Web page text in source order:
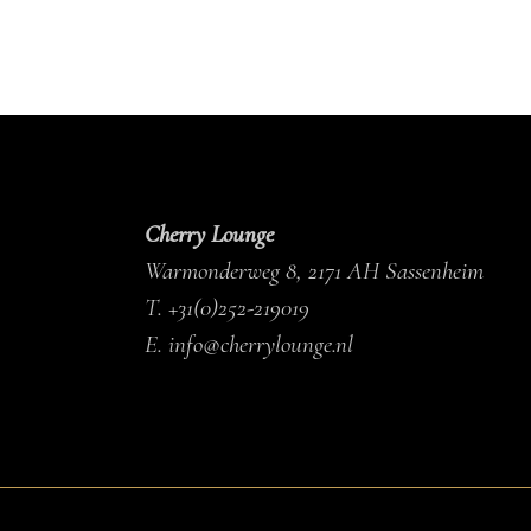
Cherry Lounge
Warmonderweg 8, 2171 AH Sassenheim
T. +31(0)252-219019
E. info@cherrylounge.nl